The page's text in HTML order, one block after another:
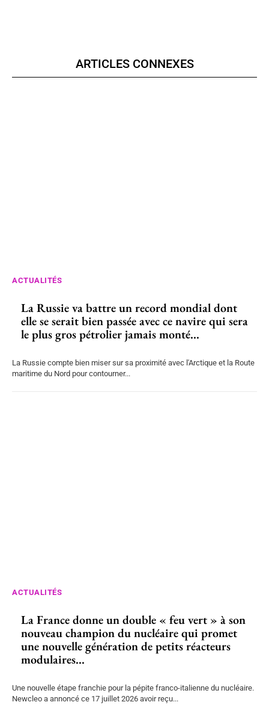
ARTICLES CONNEXES
ACTUALITÉS
La Russie va battre un record mondial dont
elle se serait bien passée avec ce navire qui sera
le plus gros pétrolier jamais monté...
La Russie compte bien miser sur sa proximité avec l'Arctique et la Route
maritime du Nord pour contourner...
ACTUALITÉS
La France donne un double « feu vert » à son
nouveau champion du nucléaire qui promet
une nouvelle génération de petits réacteurs
modulaires...
Une nouvelle étape franchie pour la pépite franco-italienne du nucléaire.
Newcleo a annoncé ce 17 juillet 2026 avoir reçu...